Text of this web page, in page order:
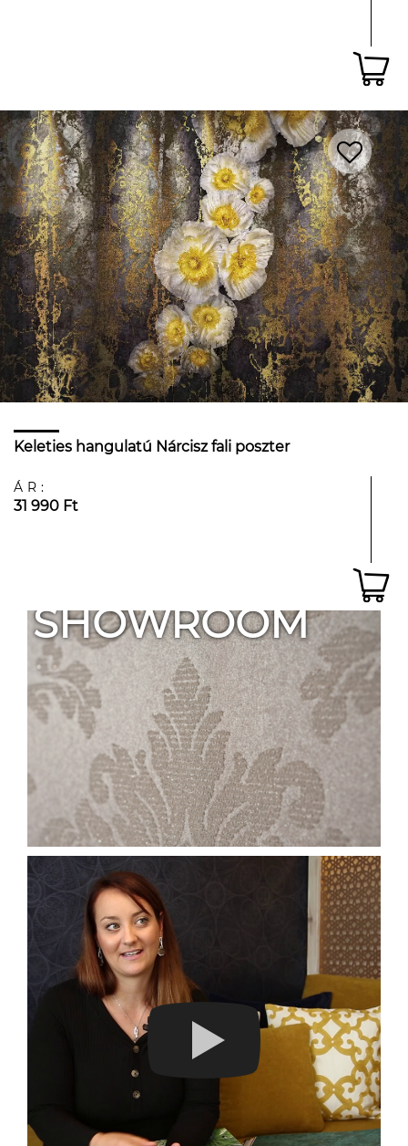
Keleties hangulatú Nárcisz fali poszter
ÁR:
31 990 Ft
SHOWROOM